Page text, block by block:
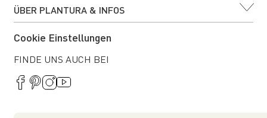
ÜBER PLANTURA & INFOS
Cookie Einstellungen
FINDE UNS AUCH BEI